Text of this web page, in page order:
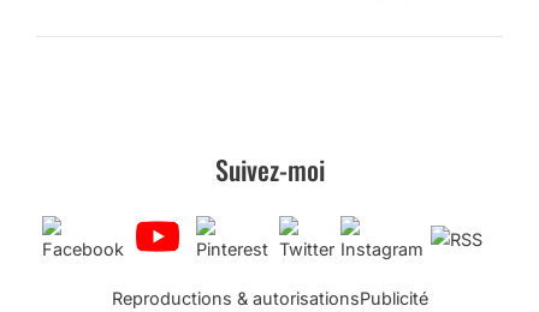
Suivez-moi
Reproductions & autorisationsPublicité